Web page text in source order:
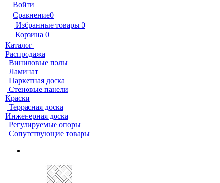
Войти
Сравнение0
Избранные товары 0
Корзина 0
Каталог
Распродажа
Виниловые полы
Ламинат
Паркетная доска
Стеновые панели
Краски
Террасная доска
Инженерная доска
Регулируемые опоры
Сопутствующие товары